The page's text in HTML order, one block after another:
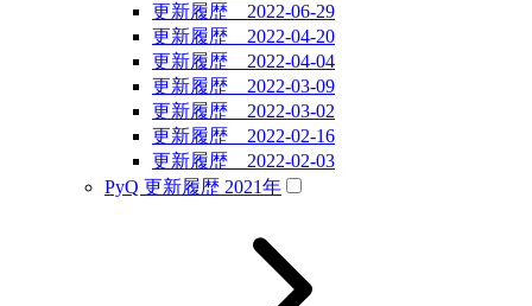
更新履歴 2022-06-29
更新履歴 2022-04-20
更新履歴 2022-04-04
更新履歴 2022-03-09
更新履歴 2022-03-02
更新履歴 2022-02-16
更新履歴 2022-02-03
PyQ 更新履歴 2021年